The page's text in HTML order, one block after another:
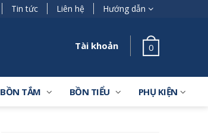
Tin tức Liên hệ Hướng dẫn
Tài khoản 0
BỒN TẮM BỒN TIỂU PHỤ KIỆN